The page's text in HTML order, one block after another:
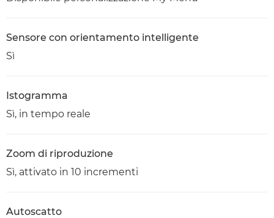
Sensore con orientamento intelligente
Sì
Istogramma
Sì, in tempo reale
Zoom di riproduzione
Sì, attivato in 10 incrementi
Autoscatto